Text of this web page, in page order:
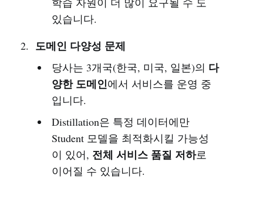
있습니다.
도메인 다양성 문제
당사는 3개국(한국, 미국, 일본)의 다
양한 도메인에서 서비스를 운영 중
입니다.
Distillation은 특정 데이터에만
Student 모델을 최적화시킬 가능성
이 있어, 전체 서비스 품질 저하로
이어질 수 있습니다.